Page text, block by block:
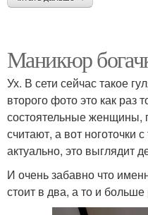
Маникюр
Ух. В сети сейчас такое
второго фото это как раз
состоятельные женщины,
считают, а вот ноготочки
актуально, это выглядит
И очень забавно что
стоит в два, а то и